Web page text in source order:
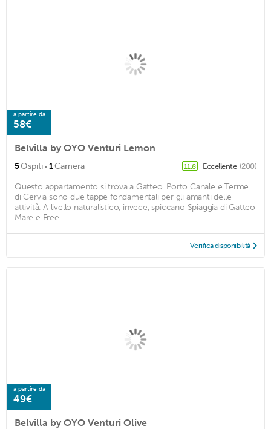
a partire da
58€
Belvilla by OYO Venturi Lemon
5Ospiti · 1Camera 11,8 Eccellente (200)
Questo appartamento si trova a Gatteo. Porto Canale e Terme
di Cervia sono due tappe fondamentali per gli amanti delle
attività. A livello naturalistico, invece, spiccano Spiaggia di Gatteo
Mare e Free ...
Verifica disponibilità
a partire da
49€
Belvilla by OYO Venturi Olive